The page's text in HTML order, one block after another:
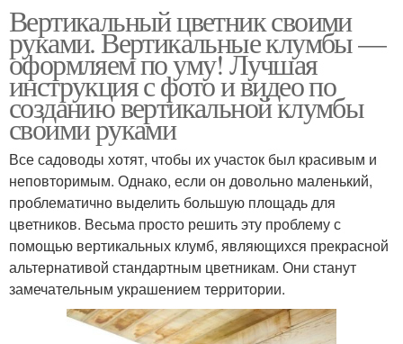
конструкция
Вертикальный цветник своими
руками. Вертикальные клумбы —
оформляем по уму! Лучшая
инструкция с фото и видео по
созданию вертикальной клумбы
своими руками
Все садоводы хотят, чтобы их участок был красивым и
неповторимым. Однако, если он довольно маленький,
проблематично выделить большую площадь для
цветников. Весьма просто решить эту проблему с
помощью вертикальных клумб, являющихся прекрасной
альтернативой стандартным цветникам. Они станут
замечательным украшением территории.